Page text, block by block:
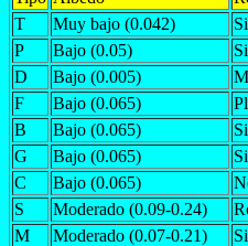
T
Muy bajo (0.042)
P
Bajo (0.05)
D
Bajo (0.005)
F
Bajo (0.065)
B
Bajo (0.065)
G
Bajo (0.065)
C
Bajo (0.065)
S
Moderado (0.09-0.24)
M
Moderado (0.07-0.21)